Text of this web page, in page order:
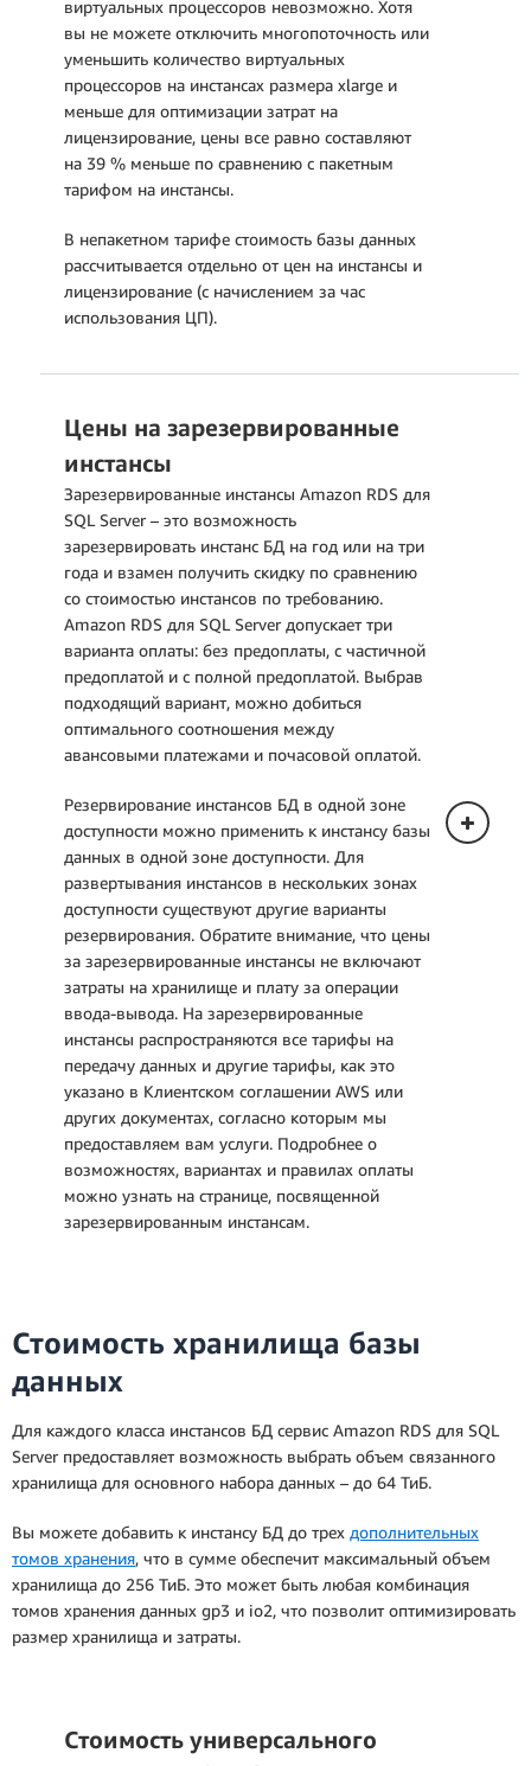
виртуальных процессоров невозможно. Хотя
вы не можете отключить многопоточность или
уменьшить количество виртуальных
процессоров на инстансах размера xlarge и
меньше для оптимизации затрат на
лицензирование, цены все равно составляют
на 39 % меньше по сравнению с пакетным
тарифом на инстансы.
В непакетном тарифе стоимость базы данных
рассчитывается отдельно от цен на инстансы и
лицензирование (с начислением за час
использования ЦП).
Цены на зарезервированные
инстансы
Зарезервированные инстансы Amazon RDS для
SQL Server – это возможность
зарезервировать инстанс БД на год или на три
года и взамен получить скидку по сравнению
со стоимостью инстансов по требованию.
Amazon RDS для SQL Server допускает три
варианта оплаты: без предоплаты, с частичной
предоплатой и с полной предоплатой. Выбрав
подходящий вариант, можно добиться
оптимального соотношения между
авансовыми платежами и почасовой оплатой.
Резервирование инстансов БД в одной зоне
доступности можно применить к инстансу базы
данных в одной зоне доступности. Для
развертывания инстансов в нескольких зонах
доступности существуют другие варианты
резервирования. Обратите внимание, что цены
за зарезервированные инстансы не включают
затраты на хранилище и плату за операции
ввода-вывода. На зарезервированные
инстансы распространяются все тарифы на
передачу данных и другие тарифы, как это
указано в Клиентском соглашении AWS или
других документах, согласно которым мы
предоставляем вам услуги. Подробнее о
возможностях, вариантах и правилах оплаты
можно узнать на странице, посвященной
зарезервированным инстансам.
Стоимость хранилища базы
данных
Для каждого класса инстансов БД сервис Amazon RDS для SQL
Server предоставляет возможность выбрать объем связанного
хранилища для основного набора данных – до 64 ТиБ.
Вы можете добавить к инстансу БД до трех дополнительных
томов хранения, что в сумме обеспечит максимальный объем
хранилища до 256 ТиБ. Это может быть любая комбинация
томов хранения данных gp3 и io2, что позволит оптимизировать
размер хранилища и затраты.
Стоимость универсального